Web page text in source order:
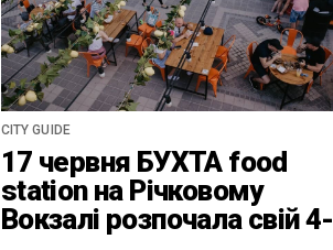
CITY GUIDE
17 червня БУХТА food
station на Річковому
Вокзалі розпочала свій 4-